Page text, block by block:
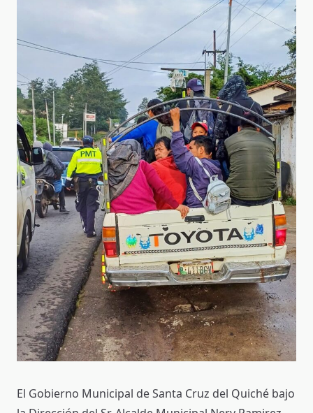
El Gobierno Municipal de Santa Cruz del Quiché bajo